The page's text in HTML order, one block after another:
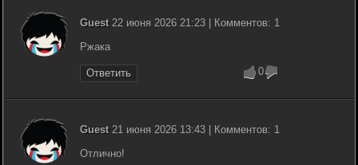
Guest22 июня 2026 21:23 | Комментов: 1
Ржака
Ответить 0
Guest21 июня 2026 13:43 | Комментов: 1
Отлично!